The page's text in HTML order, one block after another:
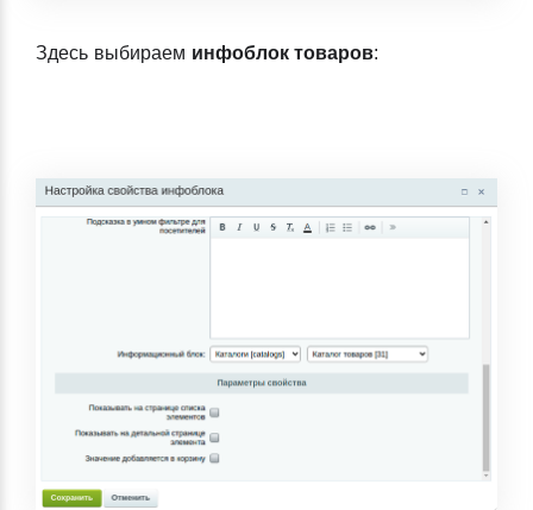
Здесь выбираем инфоблок товаров: